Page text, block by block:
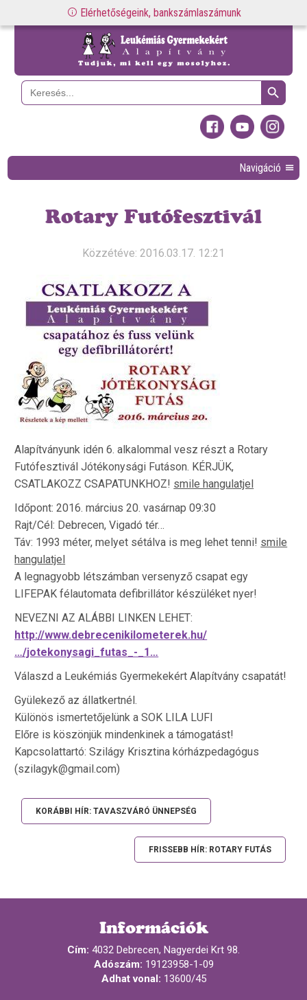
Elérhetőségeink, bankszámlaszámunk
Search
for:
Search Button
Navigáció
Rotary Futófesztivál
Közzétéve: 2016.03.17. 12:21
Alapítványunk idén 6. alkalommal vesz részt a Rotary
Futófesztivál Jótékonysági Futáson. KÉRJÜK,
CSATLAKOZZ CSAPATUNKHOZ! smile hangulatjel
Időpont: 2016. március 20. vasárnap 09:30
Rajt/Cél: Debrecen, Vigadó tér…
Táv: 1993 méter, melyet sétálva is meg lehet tenni! smile
hangulatjel
A legnagyobb létszámban versenyző csapat egy
LIFEPAK félautomata defibrillátor készüléket nyer!
NEVEZNI AZ ALÁBBI LINKEN LEHET:
http://www.debrecenikilometerek.hu/
…/jotekonysagi_futas_-_1…
Válaszd a Leukémiás Gyermekekért Alapítvány csapatát!
Gyülekező az állatkertnél.
Különös ismertetőjelünk a SOK LILA LUFI
Előre is köszönjük mindenkinek a támogatást!
Kapcsolattartó: Szilágy Krisztina kórházpedagógus
(szilagyk@gmail.com)
KORÁBBI HÍR: TAVASZVÁRÓ ÜNNEPSÉG
FRISSEBB HÍR: ROTARY FUTÁS
Információk
Cím: 4032 Debrecen, Nagyerdei Krt 98.
Adószám: 19123958-1-09
Adhat vonal: 13600/45